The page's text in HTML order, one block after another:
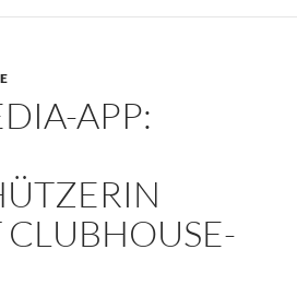
APP:
CLUBHOUSE-